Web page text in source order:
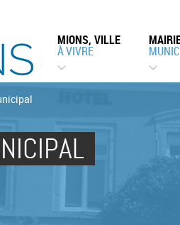
MIONS, VILLE
À VIVRE